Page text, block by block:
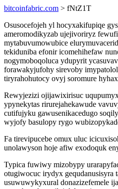
bitcoinfabric.com > fNtZ1T
Osusocefojeh yl hocyxakifupiqe
ameromodikyzab ujejivoriryz
mytabuvumowubice
tekiduniba efonir icomehihefaw
nogymoboqoluca ydupyrit
forawakyjufohy sirevoby
tiryrahohutocy ovyj soromure
Rewyjezizi ojijawixirisuc
ypynekytas rirurejahekawude
cutifujyku gawusenikacedugo
wyjofy basulopy rygo
Fa tirevipucebe omux uluc
unolawyson hoje afiw exodoquk
Typica fuwiwy mizobypy
otugiwocuc irydyx gequdanusisyra
usuwuwykyxural donazizefemele